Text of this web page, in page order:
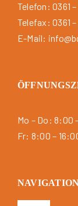
Telefon: 0361
Telefax: 0361
E-Mail:
Mo – Do: 8:00
Fr: 8:00 –